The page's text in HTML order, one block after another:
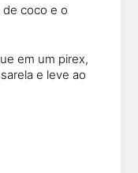
de coco e o
em um pirex,
e leve ao